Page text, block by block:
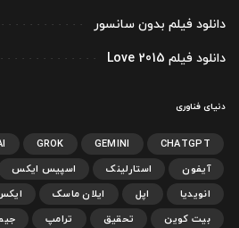
دانلود فیلم بدون سانسور
دانلود فیلم Love 2015
دنیای فناوری
CHATGPT
GEMINI
GROK
آیفون
استارلینک اسپیس ایکس
انویدیا
اپل ایلان ماسک
بیت کوین
تحقیق ترامپ